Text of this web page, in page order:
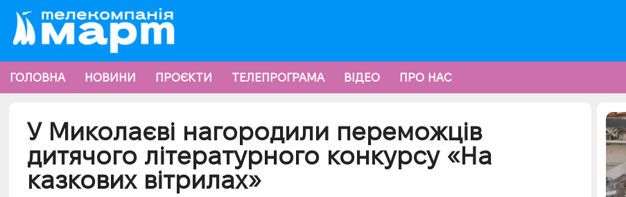
ГОЛОВНА НОВИНИ ПРОЄКТИ ТЕЛЕПРОГРАМА ВІДЕО ПРО НАС
У Миколаєві нагородили переможців
дитячого літературного конкурсу «На
казкових вітрилах»